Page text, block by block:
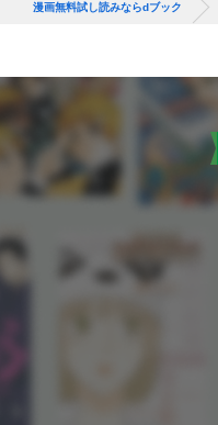
漫画無料試し読みならdブック